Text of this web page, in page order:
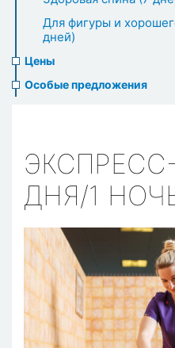
Для фигуры и
дней)
Цены
Особые предложения
ДНЯ/1